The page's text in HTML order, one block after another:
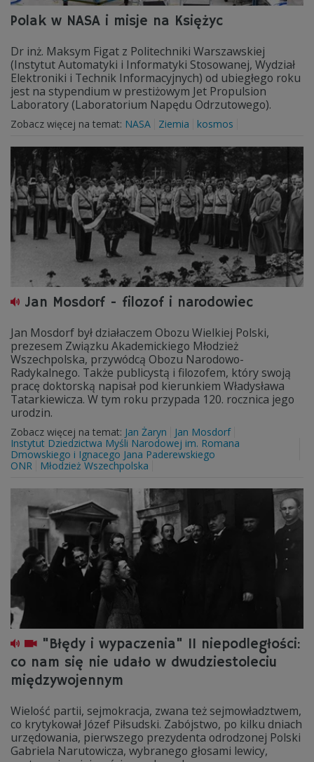
Polak w NASA i misje na Księżyc
Dr inż. Maksym Figat z Politechniki Warszawskiej
(Instytut Automatyki i Informatyki Stosowanej, Wydział
Elektroniki i Technik Informacyjnych) od ubiegłego roku
jest na stypendium w prestiżowym Jet Propulsion
Laboratory (Laboratorium Napędu Odrzutowego).
Zobacz więcej na temat: NASA Ziemia kosmos
Jan Mosdorf - filozof i narodowiec
Jan Mosdorf był działaczem Obozu Wielkiej Polski,
prezesem Związku Akademickiego Młodzież
Wszechpolska, przywódcą Obozu Narodowo-
Radykalnego. Także publicystą i filozofem, który swoją
pracę doktorską napisał pod kierunkiem Władysława
Tatarkiewicza. W tym roku przypada 120. rocznica jego
urodzin.
Zobacz więcej na temat: Jan Żaryn
Jan Mosdorf
Instytut Dziedzictwa Myśli Narodowej im. Romana
Dmowskiego i Ignacego Jana Paderewskiego
ONR
Młodzież Wszechpolska
"Błędy i wypaczenia" II niepodległości:
co nam się nie udało w dwudziestoleciu
międzywojennym
Wielość partii, sejmokracja, zwana też sejmowładztwem,
co krytykował Józef Piłsudski. Zabójstwo, po kilku dniach
urzędowania, pierwszego prezydenta odrodzonej Polski
Gabriela Narutowicza, wybranego głosami lewicy,